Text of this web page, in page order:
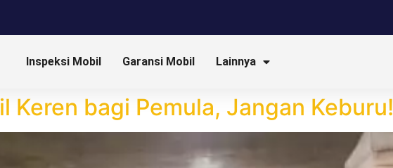
Inspeksi Mobil Garansi Mobil Lainnya
bagi Pemula, Jangan Keburu!